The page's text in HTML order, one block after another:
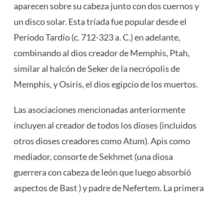
aparecen sobre su cabeza junto con dos cuernos y
un disco solar. Esta tríada fue popular desde el
Período Tardío (c. 712-323 a. C.) en adelante,
combinando al dios creador de Memphis, Ptah,
similar al halcón de Seker de la necrópolis de
Memphis, y Osiris, el dios egipcio de los muertos.
Las asociaciones mencionadas anteriormente
incluyen al creador de todos los dioses (incluidos
otros dioses creadores como Atum). Apis como
mediador, consorte deSekhmet (una diosa
guerrera con cabeza de león que luego absorbió
aspectos de Bast ) y padre de Nefertem. La primera